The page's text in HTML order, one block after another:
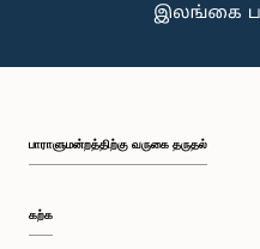
பாராளுமன்றத்திற்கு வருகை தருதல்
கற்க